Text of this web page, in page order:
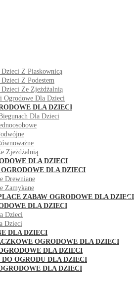
Z Piaskownicą
Z Podestem
Ze Zjeżdżalnią
Ogrodowe Dla Dzieci
DLA DZIECI
Dla Dzieci
Zjeżdżalnią
DLA DZIECI
DLA DZIECI
Drewniane
Zamykane
ZABAW OGRODOWE DLA DZIECI
DLA DZIECI
Dzieci
Dzieci
DLA DZIECI
OGRODOWE DLA DZIECI
DLA DZIECI
OGRODU DLA DZIECI
DLA DZIECI